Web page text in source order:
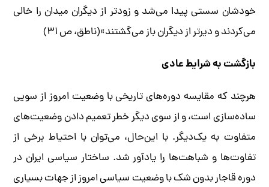
خودشان سستی پیدا می‌شد و زودتر از دیگران میدان را خالی
می‌کردند و دیرتر از دیگران باز می‌گشتند»(ناطق، ص ۳۱)
بازگشت به شرایط عادی
هرچند که مقایسه دوره‌های تاریخی با وضعیت امروز از سویی
ساده‌سازی است، و از سوی دیگر خطر تعمیم دادن وضعیت‌های
متفاوت به یک‌دیگر. با این‌حال، می‌توان با احتیاط برخی از
تفاوت‌ها و شباهت‌ها را یادآور شد. ساختار سیاسی ایران در
دوره قاجار بدون شک با وضعیت سیاسی امروز از جهات بسیاری